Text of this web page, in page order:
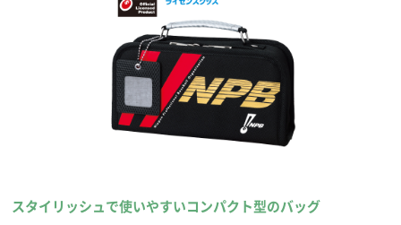
スタイリッシュで使いやすいコンパクト型のバッグ